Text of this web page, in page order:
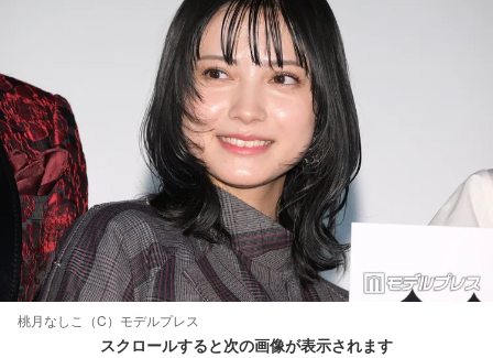
桃月なしこ（C）モデルプレス
スクロールすると次の画像が表示されます